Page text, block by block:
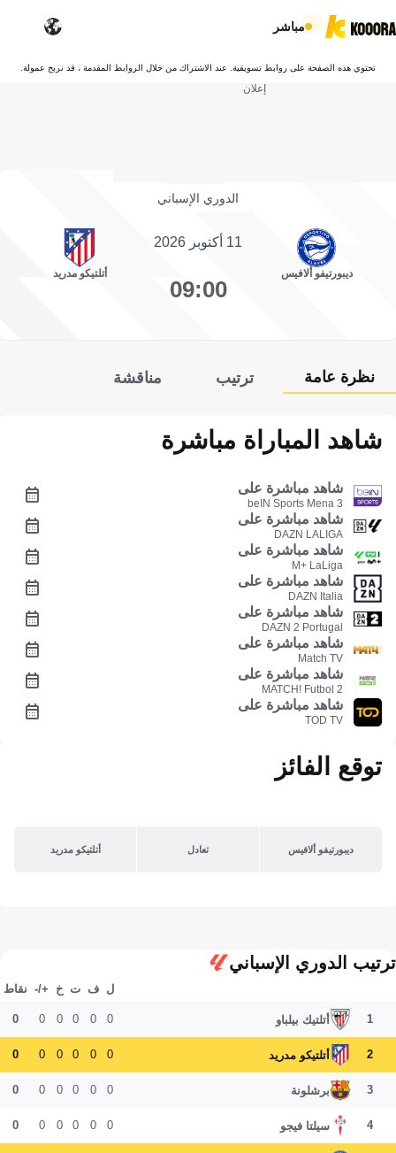
مباشر
تحتوي هذه الصفحة على روابط تسويقية. عند الاشتراك من خلال الروابط المقدمة ، قد نربح عمولة.
إعلان
الدوري الإسباني
ديبورتيفو ألافيس
11 أكتوبر 2026
09:00
أتلتيكو مدريد
نظرة عامة ترتيب مناقشة
شاهد المباراة مباشرة
شاهد مباشرة على
beIN Sports Mena 3
شاهد مباشرة على
DAZN LALIGA
شاهد مباشرة على
M+ LaLiga
شاهد مباشرة على
DAZN Italia
شاهد مباشرة على
DAZN 2 Portugal
شاهد مباشرة على
Match TV
شاهد مباشرة على
MATCH! Futbol 2
شاهد مباشرة على
TOD TV
توقع الفائز
ديبورتيفو ألافيس تعادل أتلتيكو مدريد
ترتيب الدوري الإسباني
ل ف ت خ +/- نقاط
1 أتلتيك بيلباو 0
0
0
0
0
0
2 أتلتيكو مدريد 0
0
0
0
0
0
3 برشلونة 0
0
0
0
0
0
4 سيلتا فيجو 0
0
0
0
0
0